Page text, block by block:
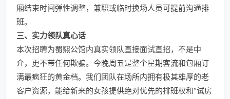
厢结束时间弹性调整，兼职或临时换场人员可提前沟通排
班。
三、实力领队真心话
本次招聘为蜀熙公馆内真实领队直接面试直招，不是中
介，更不带任何欺骗。今晚周五是整个星期客流和包厢订
满最疯狂的黄金档。我们团队在场所内拥有极其雄厚的老
客户资源，能给新来的女孩提供绝对优先的排班权和“试房